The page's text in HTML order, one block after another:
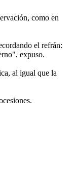
como en
el refrán:
expuso.
al igual que la